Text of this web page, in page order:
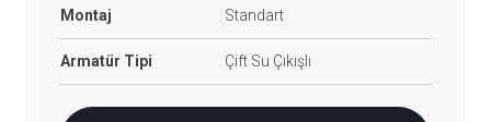
Montaj Standart
Armatür Tipi Çift Su Çıkışlı